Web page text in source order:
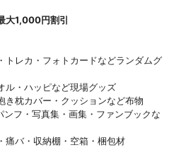
大1,000円割引
トレカ・フォトカードなどランダムグ
ル・ハッピなど現場グッズ
き枕カバー・クッションなど布物
ンフ・写真集・画集・ファンブックな
痛バ・収納棚・空箱・梱包材